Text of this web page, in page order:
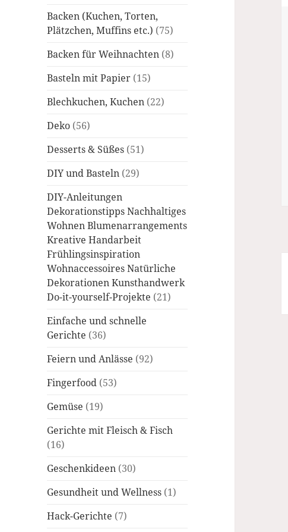
Backen (Kuchen, Torten,
Plätzchen, Muffins etc.) (75)
Backen für Weihnachten (8)
Basteln mit Papier (15)
Blechkuchen, Kuchen (22)
Deko (56)
Desserts & Süßes (51)
DIY und Basteln (29)
DIY-Anleitungen
Dekorationstipps Nachhaltiges
Wohnen Blumenarrangements
Kreative Handarbeit
Frühlingsinspiration
Wohnaccessoires Natürliche
Dekorationen Kunsthandwerk
Do-it-yourself-Projekte (21)
Einfache und schnelle
Gerichte (36)
Feiern und Anlässe (92)
Fingerfood (53)
Gemüse (19)
Gerichte mit Fleisch & Fisch
(16)
Geschenkideen (30)
Gesundheit und Wellness (1)
Hack-Gerichte (7)